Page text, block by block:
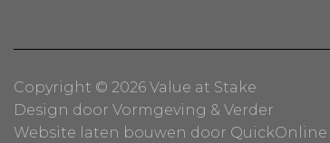
Copyright © 2026 Value at Stake
Design door Vormgeving & Verder
Website laten bouwen door QuickOnline